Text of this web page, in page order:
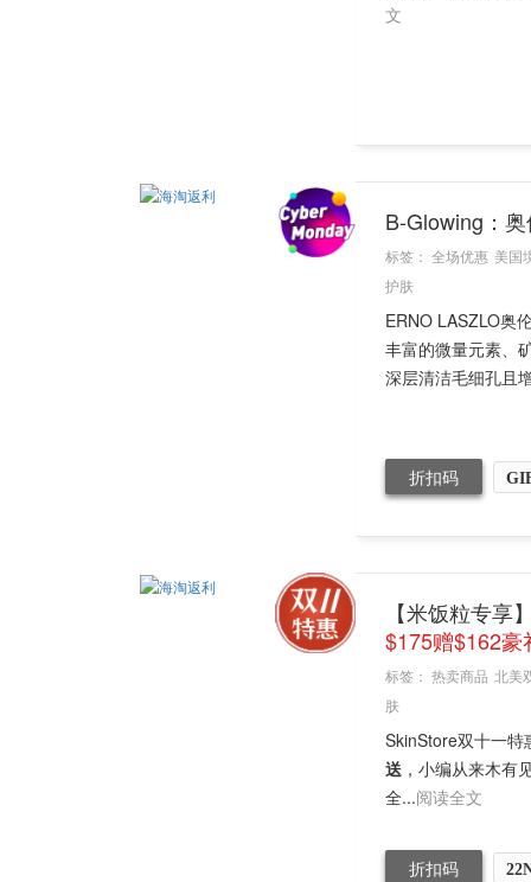
文
B-Glowing：
标签： 全场优惠 美国
护肤
ERNO LASZLO奥
丰富的微量元素、
深层清洁毛细孔且
折扣码
【米饭粒专
$175赠$162
标签： 热卖商品 北美
肤
SkinStore双十一
送 ，小编从来木有
全...阅读全文
折扣码